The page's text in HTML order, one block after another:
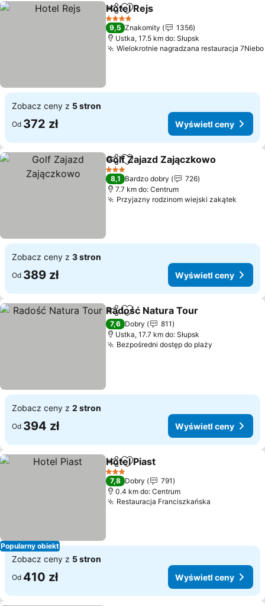
Udostępnij
Dodaj do ulubionych
Hotel Rejs
4 Kategoria
9,5 Znakomity
1356
Ustka, 17.5 km do: Słupsk
Wielokrotnie nagradzana restauracja 7Niebo
Zobacz ceny z 5 stron
Od 372 zł Wyświetl ceny
Udostępnij
Dodaj do ulubionych
Golf Zajazd Zajączkowo
3 Kategoria
8,1 Bardzo dobry
726
7.7 km do: Centrum
Przyjazny rodzinom wiejski zakątek
Zobacz ceny z 3 stron
Od 389 zł Wyświetl ceny
Udostępnij
Dodaj do ulubionych
Radość Natura Tour
7,6 Dobry
811
Ustka, 17.7 km do: Słupsk
Bezpośredni dostęp do plaży
Zobacz ceny z 2 stron
Od 394 zł Wyświetl ceny
Popularny obiekt
Udostępnij
Dodaj do ulubionych
Hotel Piast
3 Kategoria
7,8 Dobry
791
0.4 km do: Centrum
Restauracja Franciszkańska
Zobacz ceny z 5 stron
Od 410 zł Wyświetl ceny